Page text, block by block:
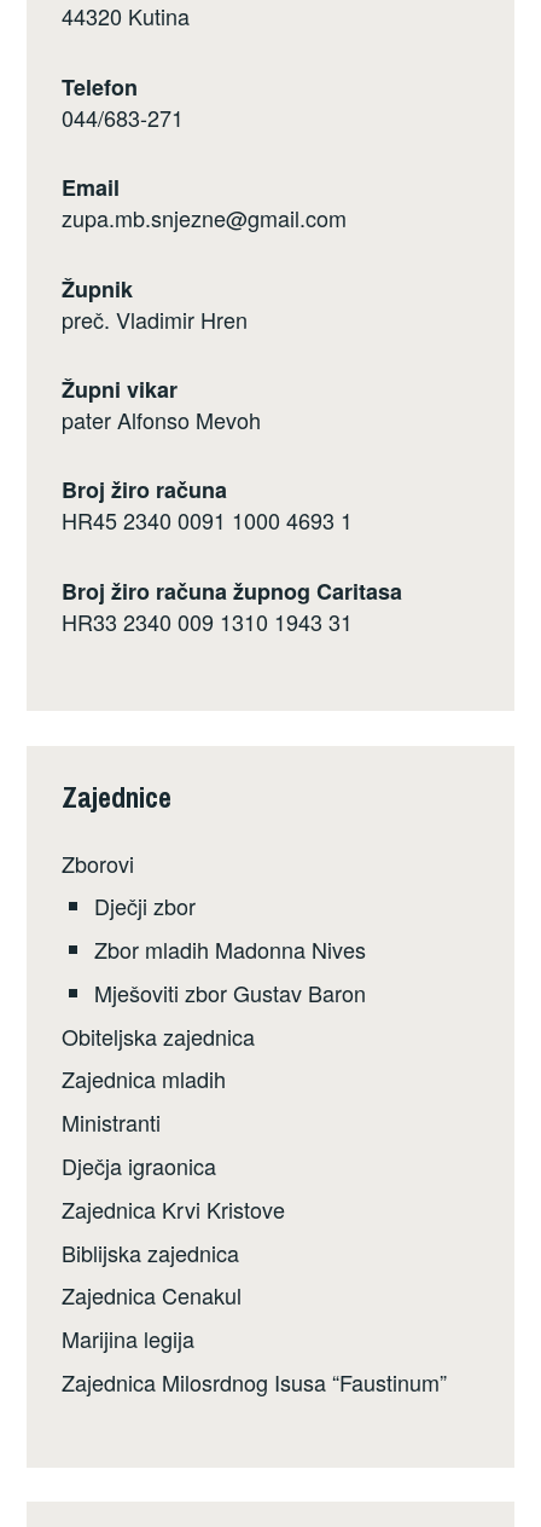
44320 Kutina
Telefon
044/683-271
Email
zupa.mb.snjezne@gmail.com
Župnik
preč. Vladimir Hren
Župni vikar
pater Alfonso Mevoh
Broj žiro računa
HR45 2340 0091 1000 4693 1
Broj žiro računa župnog Caritasa
HR33 2340 009 1310 1943 31
Zajednice
Zborovi
Dječji zbor
Zbor mladih Madonna Nives
Mješoviti zbor Gustav Baron
Obiteljska zajednica
Zajednica mladih
Ministranti
Dječja igraonica
Zajednica Krvi Kristove
Biblijska zajednica
Zajednica Cenakul
Marijina legija
Zajednica Milosrdnog Isusa “Faustinum”